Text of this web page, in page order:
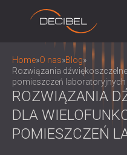
PRODUKTY
IZOLACJA
IZOLACJA
IZOLACJA
PANELE
Home»O nas»Blog»
Rozwiązania
pomieszczeń laboratoryjnych
ROZWIĄZANIA
DLA
POMIESZCZEŃ